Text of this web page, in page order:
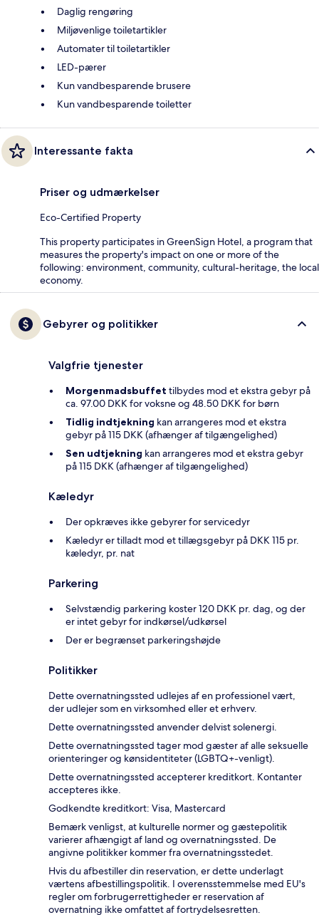
Daglig rengøring
Miljøvenlige toiletartikler
Automater til toiletartikler
LED-pærer
Kun vandbesparende brusere
Kun vandbesparende toiletter
Interessante fakta
Priser og udmærkelser
Eco-Certified Property
This property participates in GreenSign Hotel, a program that
measures the property's impact on one or more of the
following: environment, community, cultural-heritage, the local
economy.
Gebyrer og politikker
Valgfrie tjenester
Morgenmadsbuffet tilbydes mod et ekstra gebyr på
ca. 97.00 DKK for voksne og 48.50 DKK for børn
Tidlig indtjekning kan arrangeres mod et ekstra
gebyr på 115 DKK (afhænger af tilgængelighed)
Sen udtjekning kan arrangeres mod et ekstra gebyr
på 115 DKK (afhænger af tilgængelighed)
Kæledyr
Der opkræves ikke gebyrer for servicedyr
Kæledyr er tilladt mod et tillægsgebyr på DKK 115 pr.
kæledyr, pr. nat
Parkering
Selvstændig parkering koster 120 DKK pr. dag, og der
er intet gebyr for indkørsel/udkørsel
Der er begrænset parkeringshøjde
Politikker
Dette overnatningssted udlejes af en professionel vært,
der udlejer som en virksomhed eller et erhverv.
Dette overnatningssted anvender delvist solenergi.
Dette overnatningssted tager mod gæster af alle seksuelle
orienteringer og kønsidentiteter (LGBTQ+-venligt).
Dette overnatningssted accepterer kreditkort. Kontanter
accepteres ikke.
Godkendte kreditkort: Visa, Mastercard
Bemærk venligst, at kulturelle normer og gæstepolitik
varierer afhængigt af land og overnatningssted. De
angivne politikker kommer fra overnatningsstedet.
Hvis du afbestiller din reservation, er dette underlagt
værtens afbestillingspolitik. I overensstemmelse med EU's
regler om forbrugerrettigheder er reservation af
overnatning ikke omfattet af fortrydelsesretten.